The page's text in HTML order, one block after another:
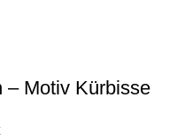
– Motiv Kürbisse